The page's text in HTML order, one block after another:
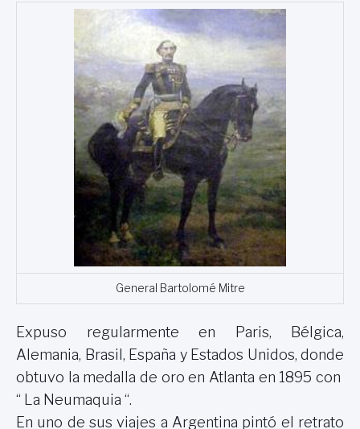
General Bartolomé Mitre
Expuso regularmente en Paris, Bélgica,
Alemania, Brasil, España y Estados Unidos, donde
obtuvo la medalla de oro en Atlanta en 1895 con
“ La Neumaquia “.
En uno de sus viajes a Argentina pintó el retrato